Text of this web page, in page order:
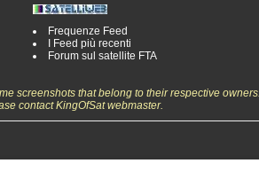
Frequenze Feed
I Feed più recenti
Forum sul satellite FTA
screenshots that belong to their respective
contact KingOfSat webmaster.